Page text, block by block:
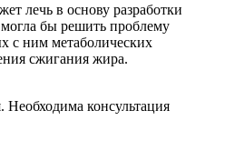
лечь в основу разработки
могла бы решить проблему
с ним метаболических
сжигания жира.
консультация